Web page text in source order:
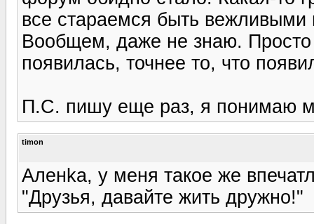
все стараемся быть
Вообщем, даже не знаю. Просто
появилась, точнее то, что
П.С. пишу еще раз, я понимаю
timon
Аленka, у меня такое же
"Друзья, давайте жить дружно!"